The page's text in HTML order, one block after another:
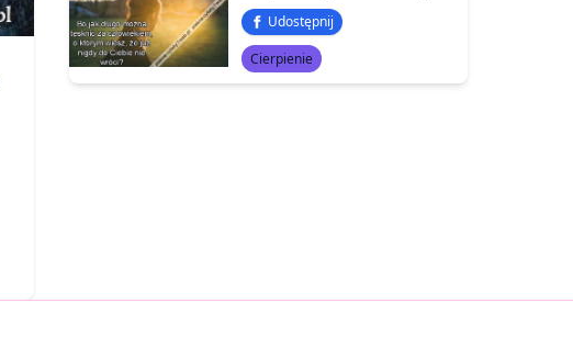
Udostępnij
Cierpienie